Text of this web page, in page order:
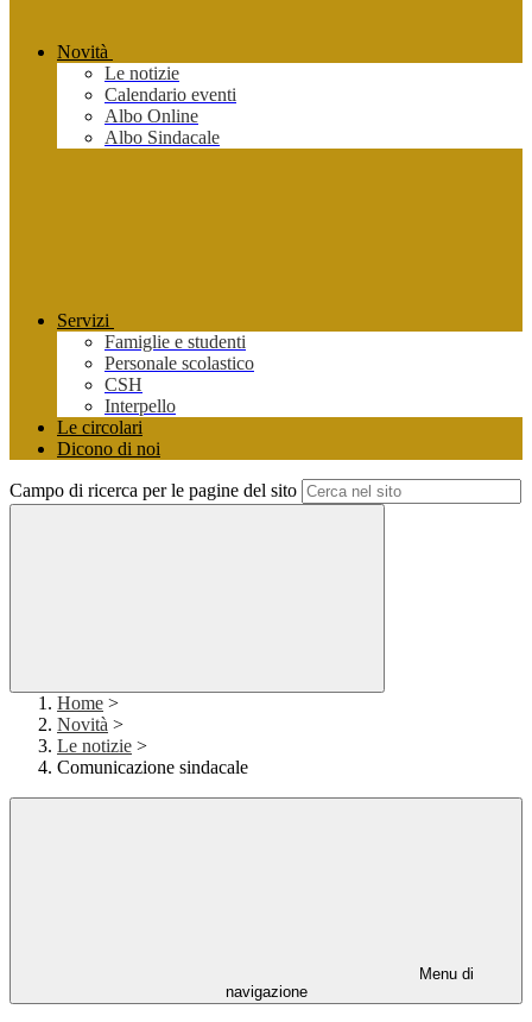
Novità
Le notizie
Calendario eventi
Albo Online
Albo Sindacale
Servizi
Famiglie e studenti
Personale scolastico
CSH
Interpello
Le circolari
Dicono di noi
Campo di ricerca per le pagine del sito
Home >
Novità >
Le notizie >
Comunicazione sindacale
Menu di
navigazione